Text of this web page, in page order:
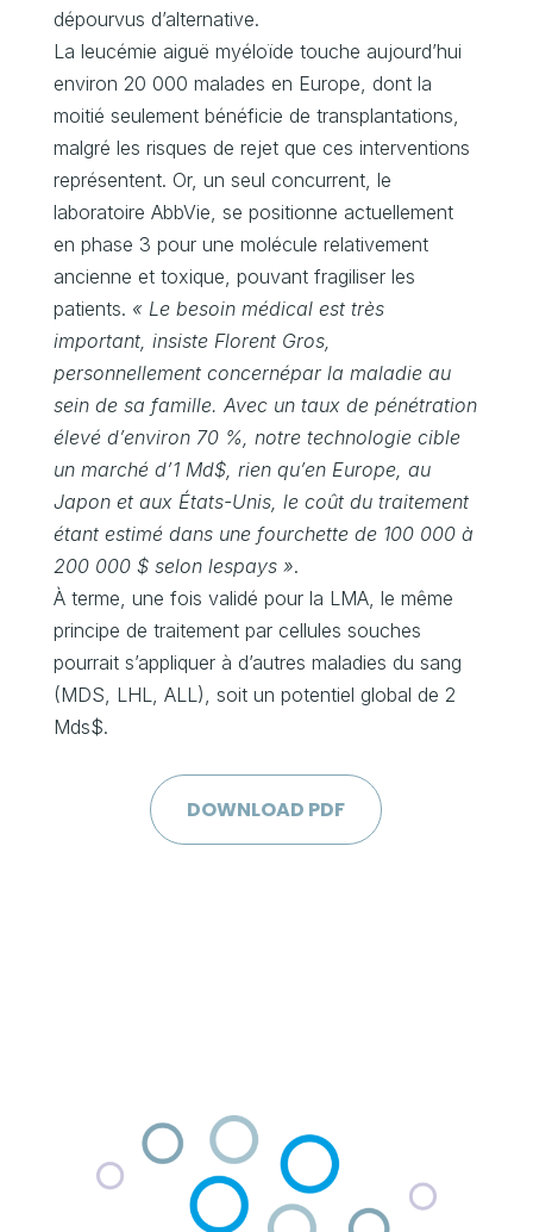
dépourvus d’alternative.
La leucémie aiguë myéloïde touche aujourd’hui
environ 20 000 malades en Europe, dont la
moitié seulement bénéficie de transplantations,
malgré les risques de rejet que ces interventions
représentent. Or, un seul concurrent, le
laboratoire AbbVie, se positionne actuellement
en phase 3 pour une molécule relativement
ancienne et toxique, pouvant fragiliser les
patients. « Le besoin médical est très
important, insiste Florent Gros,
personnellement concernépar la maladie au
sein de sa famille. Avec un taux de pénétration
élevé d’environ 70 %, notre technologie cible
un marché d’1 Md$, rien qu’en Europe, au
Japon et aux États-Unis, le coût du traitement
étant estimé dans une fourchette de 100 000 à
200 000 $ selon lespays ».
À terme, une fois validé pour la LMA, le même
principe de traitement par cellules souches
pourrait s’appliquer à d’autres maladies du sang
(MDS, LHL, ALL), soit un potentiel global de 2
Mds$.
DOWNLOAD PDF